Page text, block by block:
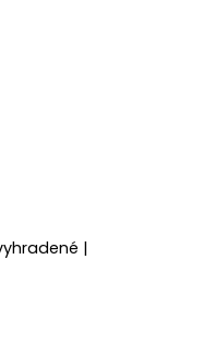
|